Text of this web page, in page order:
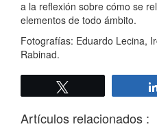
a la reflexión sobre cómo se
elementos de todo ámbito.
Fotografías: Eduardo Lecina,
Rabinad.
Artículos relacionados :